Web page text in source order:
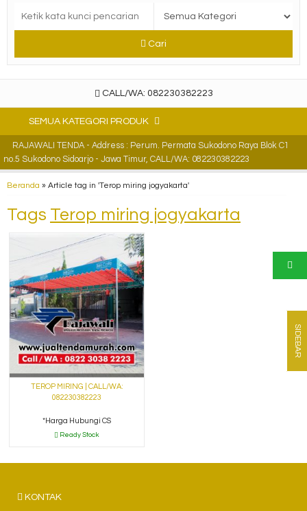
Cari
CALL/WA: 082230382223
SEMUA KATEGORI PRODUK
RAJAWALI TENDA - Address : Perum. Permata Sukodono Raya Blok C1
no.5 Sukodono Sidoarjo - Jawa Timur, CALL/WA: 082230382223
Beranda » Article tag in 'Terop miring jogyakarta'
Tags Terop miring jogyakarta
TEROP MIRING | CALL/WA:
082230382223
*Harga Hubungi CS
Ready Stock
SIDEBAR
KONTAK